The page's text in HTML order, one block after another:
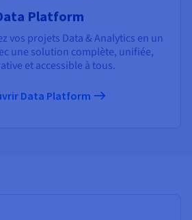
Platform
vos projets Data & Analytics en un
une solution complète, unifiée,
et accessible à tous.
Data Platform